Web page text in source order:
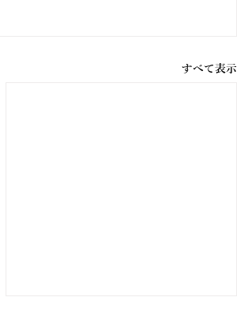
すべて表示